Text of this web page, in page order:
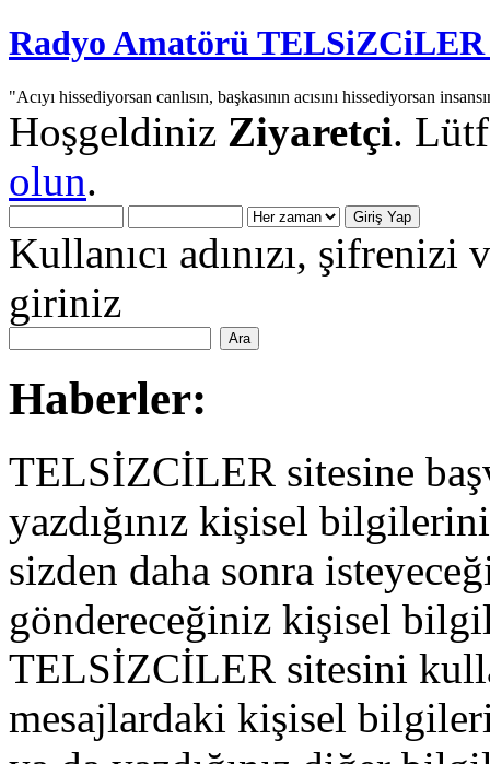
Radyo Amatörü
"Acıyı hissediyorsan canlısın, başkasının acısını hissediyorsan
Hoşgeldiniz Ziyaretçi.
olun.
Kullanıcı adınızı,
giriniz
Haberler:
TELSİZCİLER sitesine
yazdığınız kişisel
sizden daha sonra
göndereceğiniz kişisel
TELSİZCİLER sitesini
mesajlardaki kişisel